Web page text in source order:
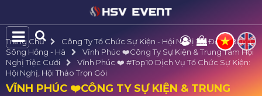
Trang Chủ
Công Ty Tổ Chức Sự Kiện - Hội Nghị Tại Đồng Bằng
Sông Hồng - Hà
Vĩnh Phúc ❤️️Công Ty Sự Kiện & Trung Tâm Hội
Nghị Tiệc Cưới
Vĩnh Phúc ❤️️ #top10 Dịch Vụ Tổ Chức Sự Kiện:
Hội Nghị, Hội Thảo Trọn Gói
VĨNH PHÚC ❤️️CÔNG TY SỰ KIỆN & TRUNG